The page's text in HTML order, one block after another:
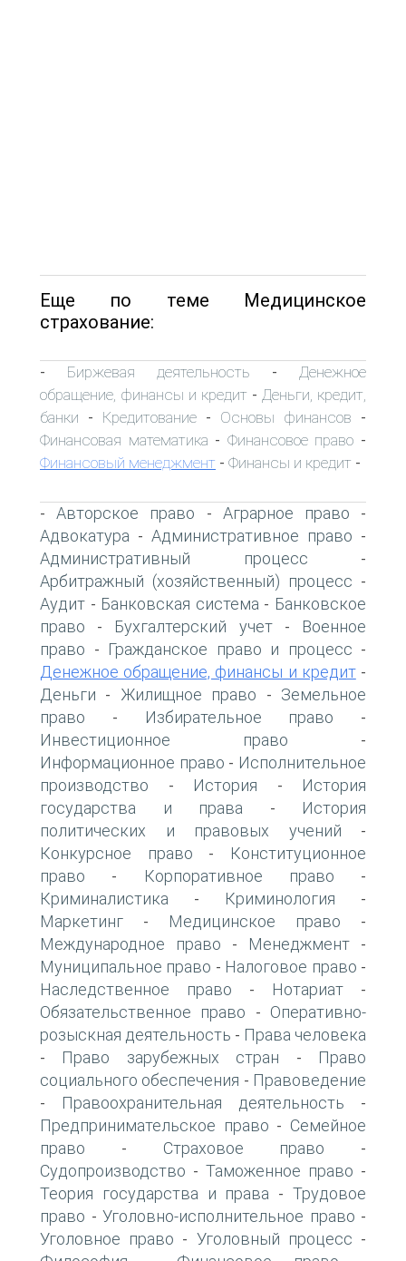
Еще по теме Медицинское
страхование:
- Биржевая деятельность - Денежное
обращение, финансы и кредит - Деньги, кредит,
банки - Кредитование - Основы финансов -
Финансовая математика - Финансовое право -
Финансовый менеджмент - Финансы и кредит -
-Авторское право - Аграрное право -
Адвокатура - Административное право -
Административный процесс -
Арбитражный (хозяйственный) процесс -
Аудит - Банковская система - Банковское
право - Бухгалтерский учет-
Военное
право - Гражданское право и процесс -
Денежное обращение, финансы и кредит-
Деньги - Жилищное право - Земельное
право - Избирательное право -
Инвестиционное право -
Информационное право - Исполнительное
производство - История -
История
государства и права -
История
политических и правовых учений -
Конкурсное право -
Конституционное
право - Корпоративное право -
Криминалистика - Криминология -
Маркетинг - Медицинское право -
Международное право - Менеджмент -
Муниципальное право - Налоговое право -
Наследственное право - Нотариат -
Обязательственное право - Оперативно-
розыскная деятельность - Права человека
- Право зарубежных стран -
Право
социального обеспечения - Правоведение
- Правоохранительная деятельность -
Предпринимательское право - Семейное
право - Страховое право -
Судопроизводство - Таможенное право -
Теория государства и права -Трудовое
право - Уголовно-исполнительное право -
Уголовное право - Уголовный процесс -